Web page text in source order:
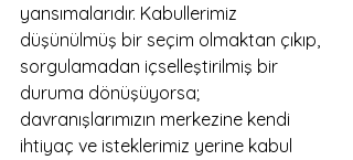
yansımalarıdır. Kabullerimiz
düşünülmüş bir seçim olmaktan çıkıp,
sorgulamadan içselleştirilmiş bir
duruma dönüşüyorsa;
davranışlarımızın merkezine kendi
ihtiyaç ve isteklerimiz yerine kabul